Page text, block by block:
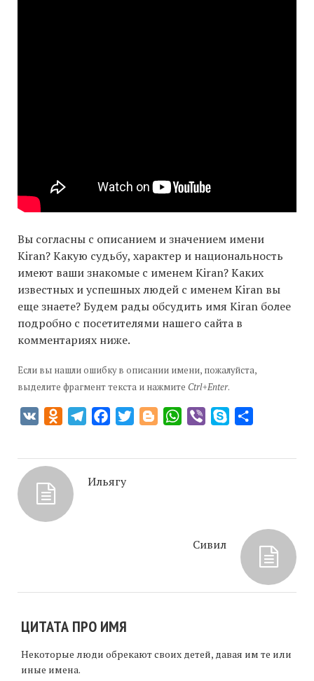
Вы согласны с описанием и значением имени
Kiran? Какую судьбу, характер и национальность
имеют ваши знакомые с именем Kiran? Каких
известных и успешных людей с именем Kiran вы
еще знаете? Будем рады обсудить имя Kiran более
подробно с посетителями нашего сайта в
комментариях ниже.
Если вы нашли ошибку в описании имени, пожалуйста,
выделите фрагмент текста и нажмите Ctrl+Enter.
VK Odnoklassniki
TelegramFacebookTwitterBloggerWhatsApp
Viber Skype
Ильягу
Сивил
ЦИТАТА ПРО ИМЯ
Некоторые люди обрекают своих детей, давая им те или
иные имена.